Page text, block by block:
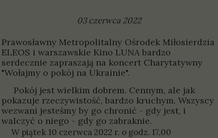
03 czerwca 2022
Prawosławny Metropolitalny Ośrodek Miłosierdzia
ELEOS i warszawskie Kino LUNA bardzo
serdecznie zapraszają na koncert Charytatywny
"Wołajmy o pokój na Ukrainie".
Pokój jest wielkim dobrem. Cennym, ale jak
pokazuje rzeczywistość, bardzo kruchym. Wszyscy
wezwani jesteśmy by go chronić - gdy jest, i
walczyć o niego - gdy go zabraknie.
W piątek 10 czerwca 2022 r. o godz. 17,00